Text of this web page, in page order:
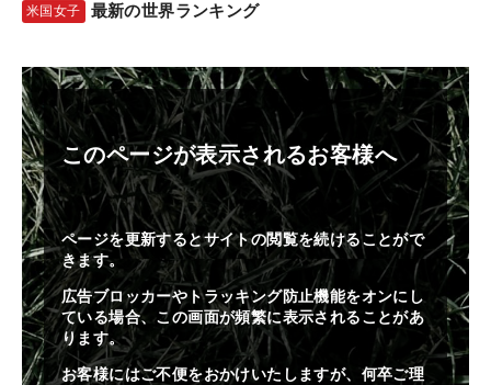
米国女子 最新の世界ランキング
このページが表示されるお客様へ
ページを更新するとサイトの閲覧を続けることがで
きます。
広告ブロッカーやトラッキング防止機能をオンにし
ている場合、この画面が頻繁に表示されることがあ
ります。
お客様にはご不便をおかけいたしますが、何卒ご理